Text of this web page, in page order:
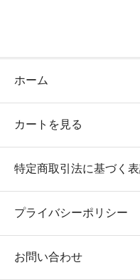
ホーム
カートを見る
特定商取引法に基づく
プライバシーポリシー
お問い合わせ